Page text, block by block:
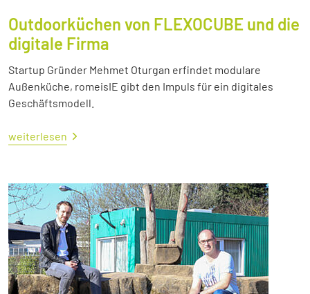
Outdoorküchen von FLEXOCUBE und die
digitale Firma
Startup Gründer Mehmet Oturgan erfindet modulare
Außenküche, romeisIE gibt den Impuls für ein digitales
Geschäftsmodell.
weiterlesen